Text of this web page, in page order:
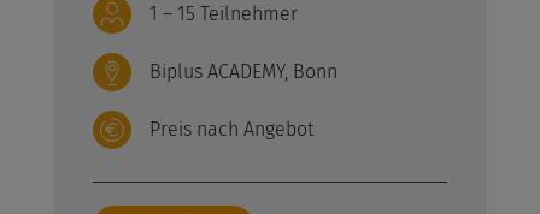
1 – 15 Teilnehmer
Biplus ACADEMY, Bonn
Preis nach Angebot